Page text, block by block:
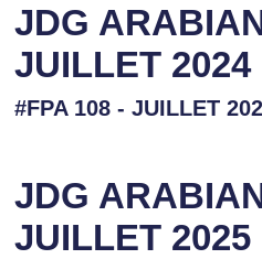
JDG
JUILLET 2024
#FPA 108 - JUILLET
JDG
JUILLET 2025